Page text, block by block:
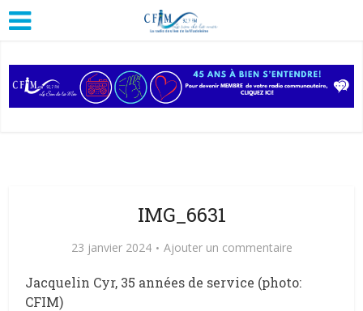
IMG_6631
23 janvier 2024 Ajouter un commentaire
Jacquelin Cyr, 35 années de service (photo:
CFIM)